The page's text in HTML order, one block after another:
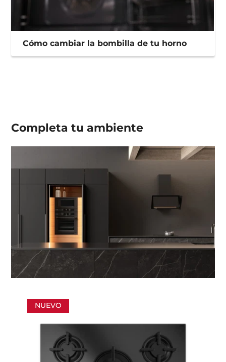
Cómo cambiar la bombilla de tu horno
Completa tuambiente
NUEVO